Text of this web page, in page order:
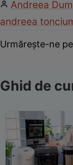
Andreea
andreea tonciu
Urmărește-ne pe
Ghid de